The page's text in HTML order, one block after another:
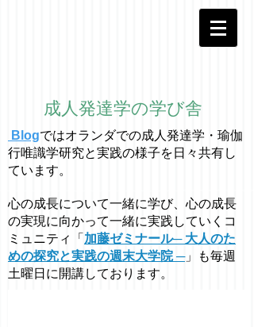
成人発達学の学び舎
Blogではオラ ンダでの成人発達学・ 瑜伽
行唯識学研究と実践の様子を日々共有し
ています。
心の成長について一緒に学び、心の成長
の実現に向かって一緒に実践していくコ
ミュニティ「 加藤ゼミナール─ 大人のた
めの探究と実践の週末大学院 ─」も毎週
土曜日に開講しております。